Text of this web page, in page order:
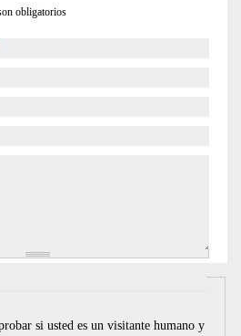
obligatorios
si usted es un visitante humano y